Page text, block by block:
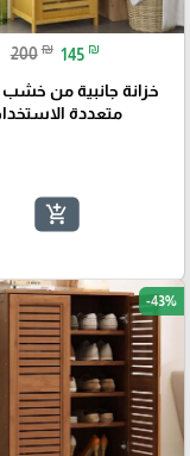
200 ₪ 145 ₪
خزانة جانبية من خشب
متعددة
add_shopping_cart
-43%